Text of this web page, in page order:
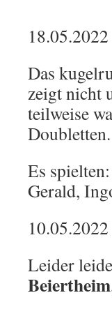
18.05.2022
Das
zeigt nicht
teilweise
Doubletten.
Es
Gerald,
10.05.2022
Leider
Beiertheim